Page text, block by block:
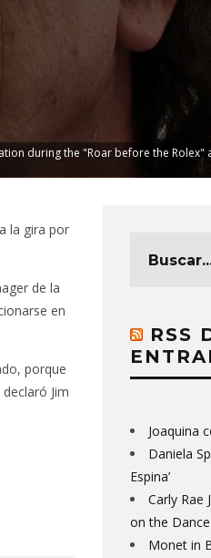
during the "Roar before the
la gira por
de la
en
porque
Jim
RSS
Joaquina
Daniela
Espina’
Carly Rae
on the Dance
Monet in